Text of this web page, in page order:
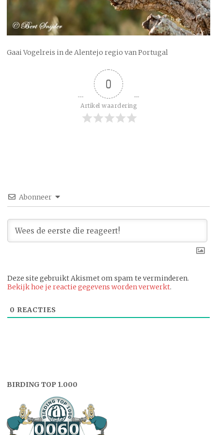
Gaai Vogelreis in de Alentejo regio van Portugal
0
Artikel waardering
Abonneer
Deze site gebruikt Akismet om spam te verminderen.
Bekijk hoe je reactie gegevens worden verwerkt.
0 REACTIES
BIRDING TOP 1.000